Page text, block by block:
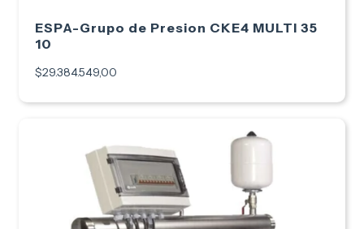
ESPA-Grupo de Presion CKE4 MULTI 35
10
$29.384.549,00